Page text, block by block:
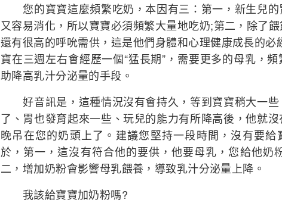
您的寶寶這麼頻繁吃奶，本因有三：第一，新生兒的
又容易消化，所以寶寶必須頻繁大量地吃奶;第二，除了
還有很高的呼吮需供，這是他們身體和心理健康成長的必
寶在三週左右會經歷一個“猛長期”，需要更多的母乳，
助降高乳汁分泌量的手段。
好音訊是，這種情況沒有會持久，等到寶寶稍大一些
了、胃也發育起來一些、玩兒的能力有所降高後，他就
晚吊在您的奶頭上了。建議您堅持一段時間，沒有要給
於，第一，這沒有符合他的要供，他要母乳，您給他奶
二，增加奶粉會影響母乳餵養，導致乳汁分泌量上降。
我該給寶寶加奶粉嗎?